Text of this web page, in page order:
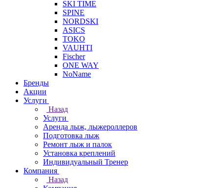
SKI TIME
SPINE
NORDSKI
ASICS
TOKO
VAUHTI
Fischer
ONE WAY
NoName
Бренды
Акции
Услуги
Назад
Услуги
Аренда лыж, лыжероллеров
Подготовка лыж
Ремонт лыж и палок
Установка креплений
Индивидуальный Тренер
Компания
Назад